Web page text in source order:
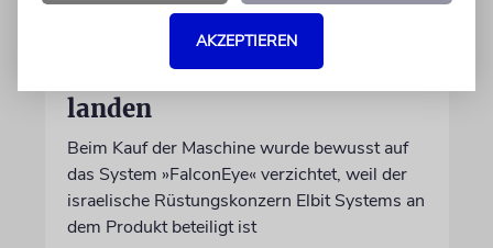
Wegen Israel-Boykott:
Irisches Regierungsflugzeug
kann nicht mehr im Nebel
landen
Beim Kauf der Maschine wurde bewusst auf
das System »FalconEye« verzichtet, weil der
israelische Rüstungskonzern Elbit Systems an
dem Produkt beteiligt ist
AKZEPTIEREN